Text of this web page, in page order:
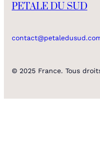
PETALE DU SUD
© 2025 France. Tous